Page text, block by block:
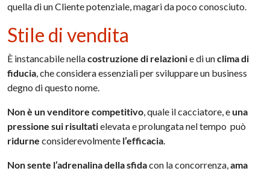
quella di un Cliente potenziale, magari da poco conosciuto.
Stile di vendita
È instancabile nellacostruzione di relazionie di unclima di
fiducia, che considera essenziali per sviluppare un business
degno di questo nome.
Non è un venditore competitivo, quale il cacciatore, euna
pressione sui risultatielevata e prolungata nel tempo può
ridurneconsiderevolmente l’efficacia.
Non sente l’adrenalina della sfidacon la concorrenza,ama